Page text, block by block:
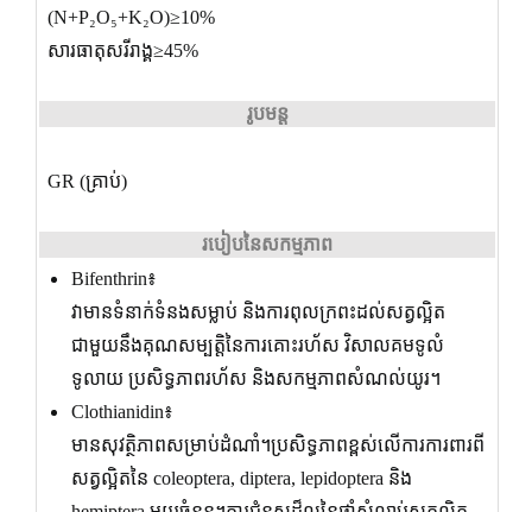
(N+P₂O₅+K₂O)≥10%
សារធាតុសរីរាង្គ≥45%
រូបមន្ត
GR (គ្រាប់)
របៀបនៃសកម្មភាព
Bifenthrin៖
វាមានទំនាក់ទំនងសម្លាប់ និងការពុលក្រពះដល់សត្វល្អិត
ជាមួយនឹងគុណសម្បត្តិនៃការគោះរហ័ស វិសាលគមទូលំ
ទូលាយ ប្រសិទ្ធភាពរហ័ស និងសកម្មភាពសំណល់យូរ។
Clothianidin៖
មានសុវត្ថិភាពសម្រាប់ដំណាំ។ប្រសិទ្ធភាពខ្ពស់លើការការពារពី
សត្វល្អិតនៃ coleoptera, diptera, lepidoptera និង